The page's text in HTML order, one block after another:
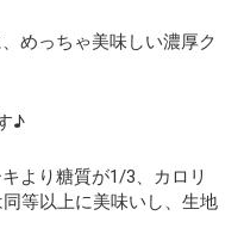
めっちゃ美味しい濃厚ク
♪
より糖質が1/3、カロリ
等以上に美味いし、生地